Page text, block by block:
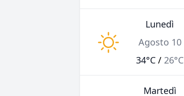
Lunedì
Agosto 10
34°C / 26°C
Martedì